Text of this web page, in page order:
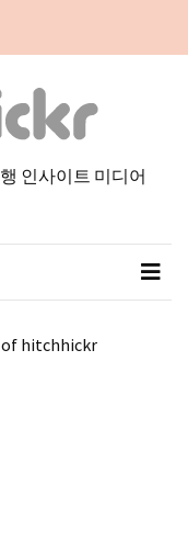
인사이트 미디어
of hitchhickr